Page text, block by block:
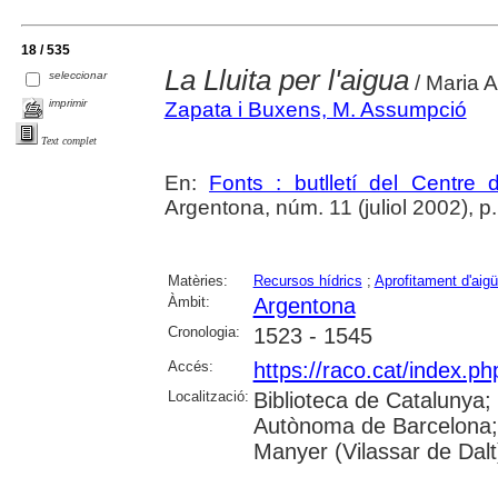
18 / 535
seleccionar
imprimir
Text complet
La Lluita per l'aigua/ Maria
Zapata i Buxens, M. Assumpció
En: Fonts : butlletí del Centre
Argentona, núm. 11 (juliol 2002),
Matèries: Recursos hídrics ; Aprofitament
Àmbit:
Argentona
Cronologia: 1523 - 1545
Accés: https://raco.cat/
Localització: Biblioteca de
Autònoma de
Manyer (Vilassar de